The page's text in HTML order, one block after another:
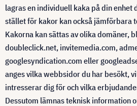
lagras en individuell kaka på din enhet
stället för kakor kan också jämförbara
Kakorna kan sättas av olika domäner,
doubleclick.net, invitemedia.com,
googlesyndication.com eller
anges vilka webbsidor du har besökt,
intresserar dig för och vilka
Dessutom lämnas teknisk information